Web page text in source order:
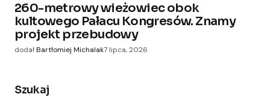
260-metrowy wieżowiec obok
kultowego Pałacu Kongresów. Znamy
projekt przebudowy
dodałBartłomiej Michalak7 lipca, 2026
Szukaj